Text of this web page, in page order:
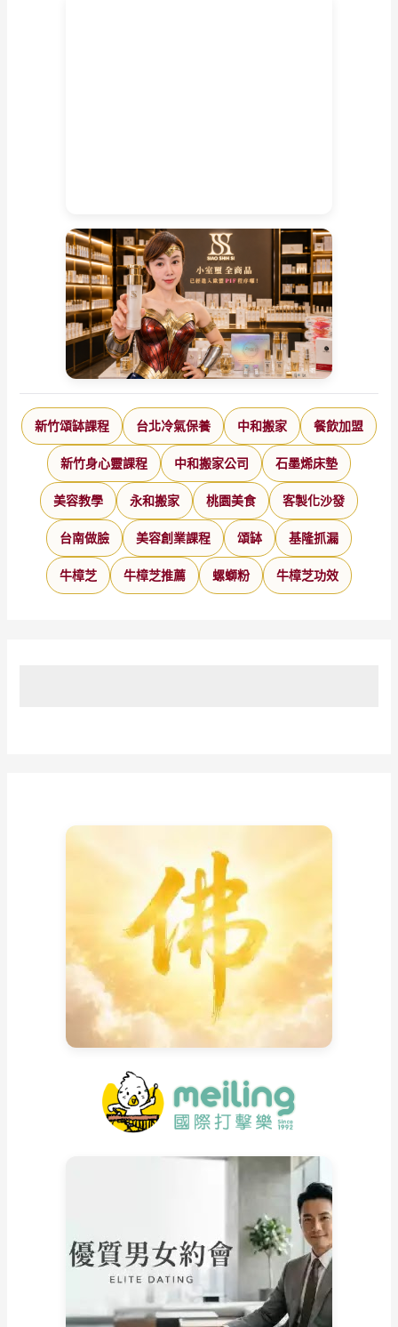
新竹頌缽課程 台北冷氣保養 中和搬家 餐飲加盟
新竹身心靈課程 中和搬家公司 石墨烯床墊
美容教學 永和搬家 桃園美食 客製化沙發
台南做臉 美容創業課程 頌缽 基隆抓漏
牛樟芝 牛樟芝推薦 螺螄粉 牛樟芝功效